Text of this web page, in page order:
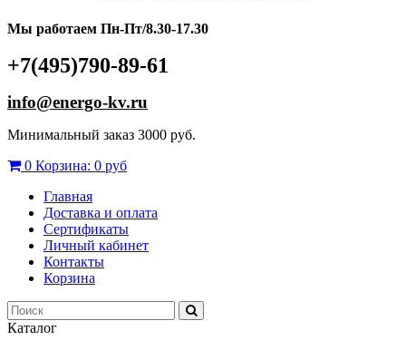
Мы работаем Пн-Пт/8.30-17.30
+7(495)790-89-61
info@energo-kv.ru
Минимальный заказ 3000 руб.
0 Корзина: 0 руб
Главная
Доставка и оплата
Сертификаты
Личный кабинет
Контакты
Корзина
Каталог